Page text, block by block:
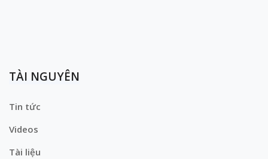
TÀI NGUYÊN
Tin tức
Videos
Tài liệu